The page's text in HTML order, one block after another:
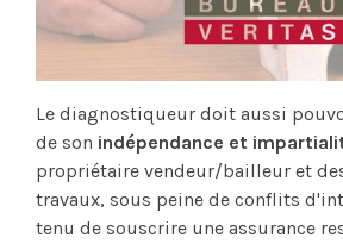
Le diagnostiqueur doit aussi
de son indépendance et
propriétaire vendeur/bailleur et
travaux, sous peine de conflits
tenu de souscrire une assurance